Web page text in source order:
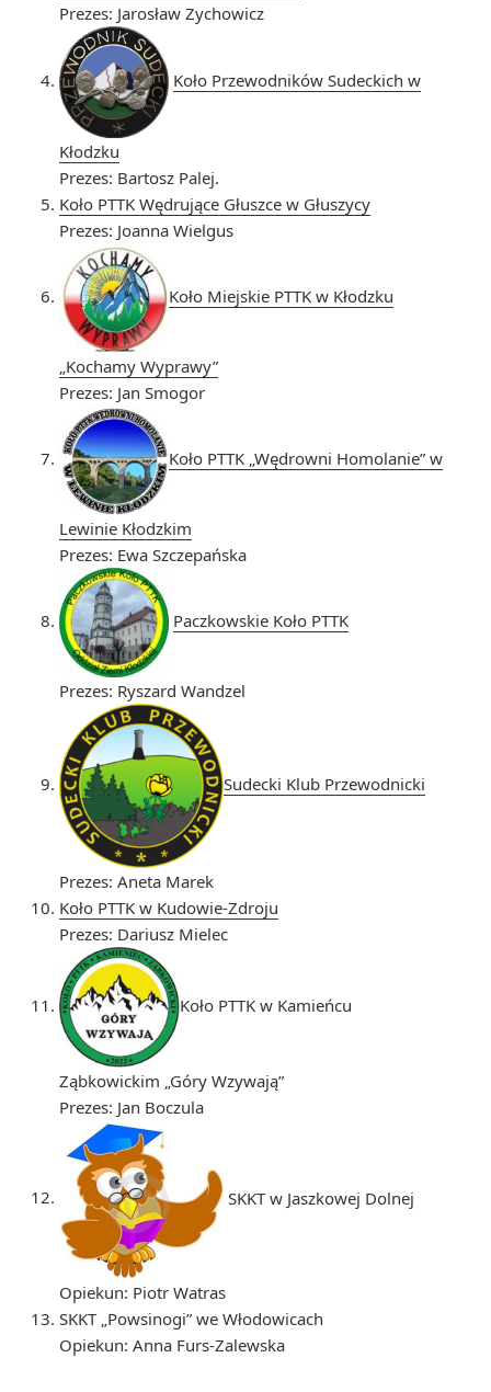
Prezes: Jarosław Zychowicz
Koło Przewodników Sudeckich w
Kłodzku
Prezes: Bartosz Palej.
Koło PTTK Wędrujące Głuszce w Głuszycy
Prezes: Joanna Wielgus
Koło Miejskie PTTK w Kłodzku
„Kochamy Wyprawy”
Prezes: Jan Smogor
Koło PTTK „Wędrowni Homolanie” w
Lewinie Kłodzkim
Prezes: Ewa Szczepańska
Paczkowskie Koło PTTK
Prezes: Ryszard Wandzel
Sudecki Klub Przewodnicki
Prezes: Aneta Marek
Koło PTTK w Kudowie-Zdroju
Prezes: Dariusz Mielec
Koło PTTK w Kamieńcu
Ząbkowickim „Góry Wzywają”
Prezes: Jan Boczula
SKKT w Jaszkowej Dolnej
Opiekun: Piotr Watras
SKKT „Powsinogi” we Włodowicach
Opiekun: Anna Furs-Zalewska